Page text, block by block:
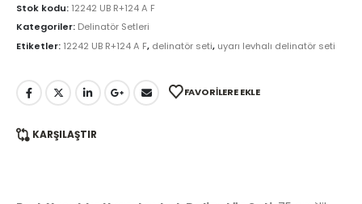
Stok kodu: 12242 UB R+124 A F
Kategoriler: Delinatör Setleri
Etiketler: 12242 UB R+124 A F, delinatör seti, uyarı levhalı delinatör seti
FAVORILERE EKLE
KARŞILAŞTIR